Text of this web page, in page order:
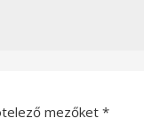
mezőket *